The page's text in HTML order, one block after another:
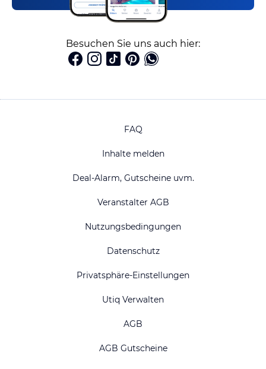
Besuchen Sie uns auch hier:
FAQ
Inhalte melden
Deal-Alarm, Gutscheine uvm.
Veranstalter AGB
Nutzungsbedingungen
Datenschutz
Privatsphäre-Einstellungen
Utiq Verwalten
AGB
AGB Gutscheine